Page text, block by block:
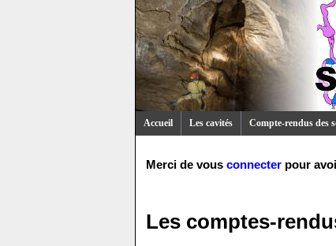
Accueil Les cavités Compte-rendus des
Merci de vous connecter pour
Les comptes-